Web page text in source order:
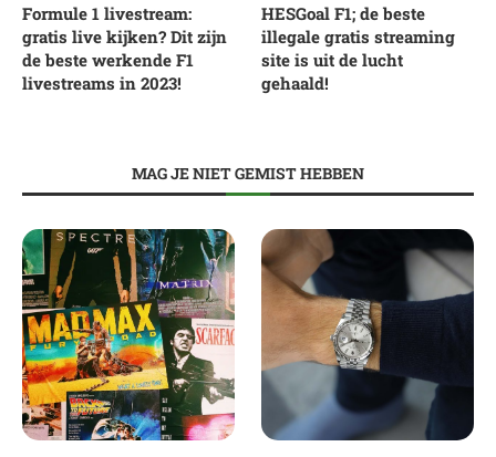
Formule 1 livestream:
gratis live kijken? Dit zijn
de beste werkende F1
livestreams in 2023!
HESGoal F1; de beste
illegale gratis streaming
site is uit de lucht
gehaald!
MAG JE NIET GEMIST HEBBEN